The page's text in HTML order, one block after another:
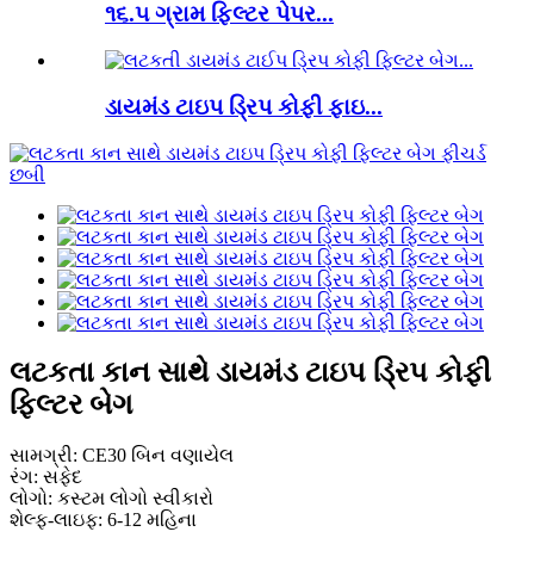
૧૬.૫ ગ્રામ ફિલ્ટર પેપર...
ડાયમંડ ટાઇપ ડ્રિપ કોફી ફાઇ...
લટકતા કાન સાથે ડાયમંડ ટાઇપ ડ્રિપ કોફી
ફિલ્ટર બેગ
સામગ્રી: CE30 બિન વણાયેલ
રંગ: સફેદ
લોગો: કસ્ટમ લોગો સ્વીકારો
શેલ્ફ-લાઇફ: 6-12 મહિના